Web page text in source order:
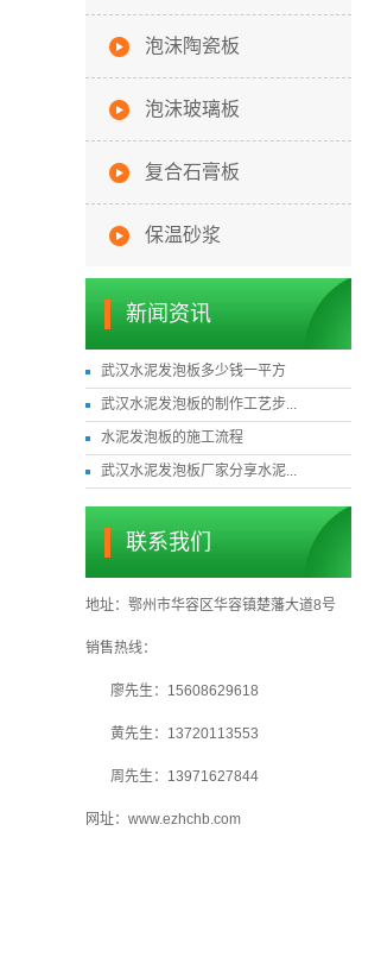
泡沫陶瓷板
泡沫玻璃板
复合石膏板
保温砂浆
新闻资讯
武汉水泥发泡板多少钱一平方
武汉水泥发泡板的制作工艺步...
水泥发泡板的施工流程
武汉水泥发泡板厂家分享水泥...
联系我们
地址：鄂州市华容区华容镇楚藩大道8号
销售热线：
廖先生：15608629618
黄先生：13720113553
周先生：13971627844
网址： www.ezhchb.com